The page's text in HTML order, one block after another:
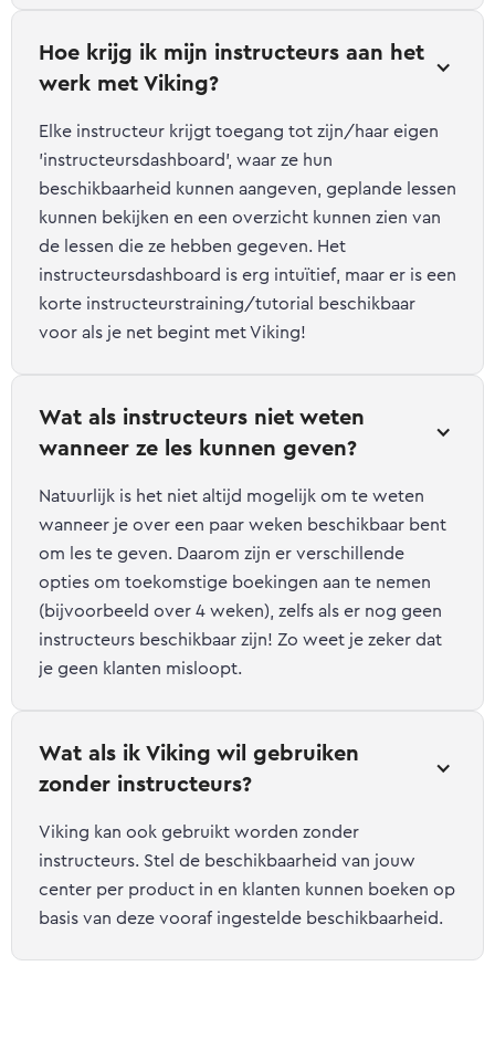
Hoe krijg ik mijn instructeurs aan het
werk met Viking?
Elke instructeur krijgt toegang tot zijn/haar eigen
'instructeursdashboard', waar ze hun
beschikbaarheid kunnen aangeven, geplande lessen
kunnen bekijken en een overzicht kunnen zien van
de lessen die ze hebben gegeven. Het
instructeursdashboard is erg intuïtief, maar er is een
korte instructeurstraining/tutorial beschikbaar
voor als je net begint met Viking!
Wat als instructeurs niet weten
wanneer ze les kunnen geven?
Natuurlijk is het niet altijd mogelijk om te weten
wanneer je over een paar weken beschikbaar bent
om les te geven. Daarom zijn er verschillende
opties om toekomstige boekingen aan te nemen
(bijvoorbeeld over 4 weken), zelfs als er nog geen
instructeurs beschikbaar zijn! Zo weet je zeker dat
je geen klanten misloopt.
Wat als ik Viking wil gebruiken
zonder instructeurs?
Viking kan ook gebruikt worden zonder
instructeurs. Stel de beschikbaarheid van jouw
center per product in en klanten kunnen boeken op
basis van deze vooraf ingestelde beschikbaarheid.